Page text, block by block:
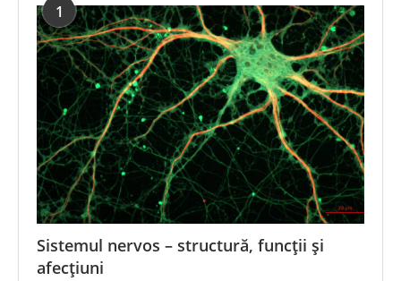
1
Sistemul nervos – structură, funcții și
afecțiuni